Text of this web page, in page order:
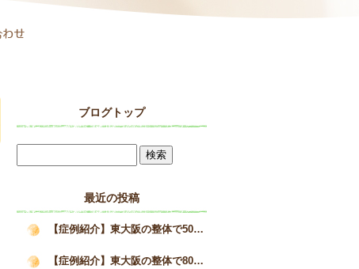
ブログトップ
最近の投稿
【症例紹介】東大阪の整体で50代女性の巻き肩と疲労感が改善した施術事例｜姿勢矯正院スタイルケア
【症例紹介】東大阪の整体で80代男性の猫背を改善へ｜高齢者の姿勢改善と身体の変化｜姿勢矯正院スタイルケア